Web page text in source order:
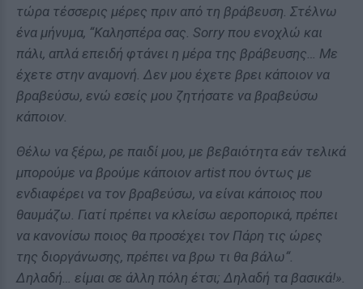
τώρα τέσσερις μέρες πριν από τη βράβευση. Στέλνω
ένα μήνυμα, “Καλησπέρα σας. Sorry που ενοχλώ και
πάλι, απλά επειδή φτάνει η μέρα της βράβευσης… Με
έχετε στην αναμονή. Δεν μου έχετε βρει κάποιον να
βραβεύσω, ενώ εσείς μου ζητήσατε να βραβεύσω
κάποιον.
Θέλω να ξέρω, ρε παιδί μου, με βεβαιότητα εάν τελικά
μπορούμε να βρούμε κάποιον artist που όντως με
ενδιαφέρει να τον βραβεύσω, να είναι κάποιος που
θαυμάζω. Γιατί πρέπει να κλείσω αεροπορικά, πρέπει
να κανονίσω ποιος θα προσέχει τον Πάρη τις ώρες
της διοργάνωσης, πρέπει να βρω τι θα βάλω“.
Δηλαδή… είμαι σε άλλη πόλη έτσι; Δηλαδή τα βασικά!».